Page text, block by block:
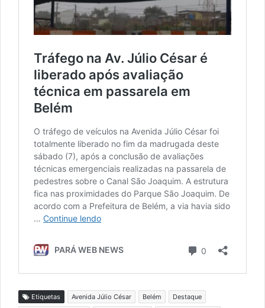
Etiquetas Avenida Júlio César Belém
Destaque